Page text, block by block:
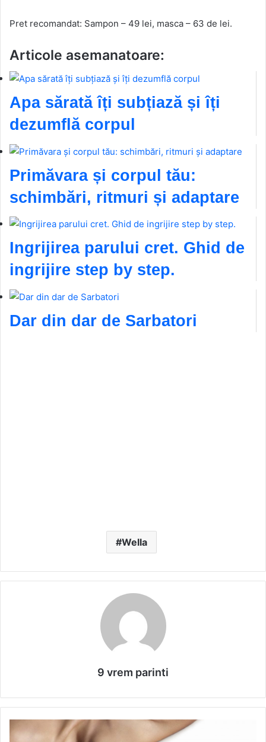
Pret recomandat: Sampon – 49 lei, masca – 63 de lei.
Articole asemanatoare:
Apa sărată îți subțiază și îți
dezumflă corpul
Primăvara și corpul tău:
schimbări, ritmuri și adaptare
Ingrijirea parului cret. Ghid de
ingrijire step by step.
Dar din dar de Sarbatori
Wella
9 vrem parinti